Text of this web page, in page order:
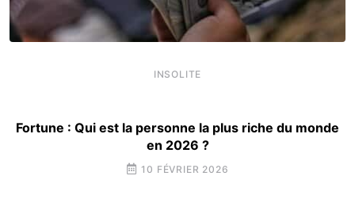
INSOLITE
Fortune : Qui est la personne la plus riche du monde
en 2026 ?
10 FÉVRIER 2026